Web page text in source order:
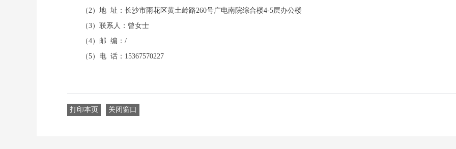
（ 2）地 址： 长沙市雨花区黄土岭路260号广电南院综合楼4-5层办公楼
（3）联系人： 曾女士
（4）邮 编： /
（5）电 话： 15367570227
打印本页 关闭窗口